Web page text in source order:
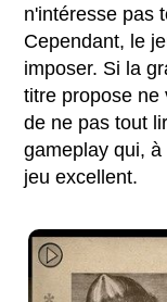
n'intéresse pas
Cependant, le
imposer. Si la
titre propose ne
de ne pas tout
gameplay qui,
jeu excellent.